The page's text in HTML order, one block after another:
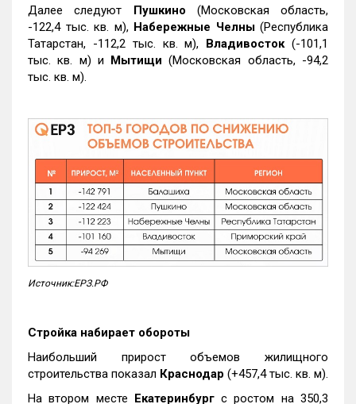
Далее следуют Пушкино (Московская область,
-122,4 тыс. кв. м), Набережные Челны(Республика
Татарстан, -112,2 тыс. кв. м), Владивосток(-101,1
тыс. кв. м) и Мытищи (Московская область, -94,2
тыс. кв. м).
Источник:ЕРЗ.РФ
Стройка набирает обороты
Наибольший прирост объемов жилищного
строительства показал Краснодар (+457,4 тыс. кв. м).
На втором месте Екатеринбургс ростом на 350,3